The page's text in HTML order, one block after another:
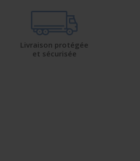
Livraison protégée
et sécurisée